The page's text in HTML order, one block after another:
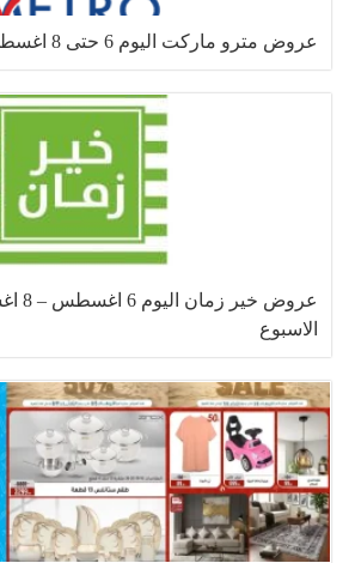
عروض مترو ماركت اليوم 6 حتى 8 اغسطس 2026 ويك اند
الاسبوع